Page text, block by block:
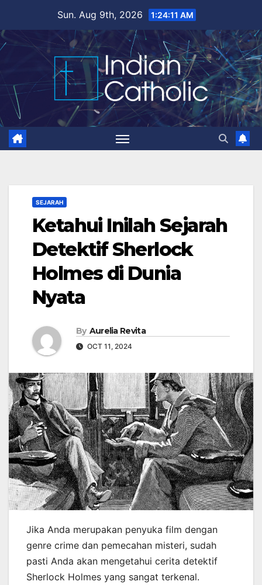
content
Sun. Aug 9th, 2026 1:24:12 AM
SEJARAH
Ketahui Inilah Sejarah
Detektif Sherlock
Holmes di Dunia
Nyata
By Aurelia Revita
OCT 11, 2024
Jika Anda merupakan penyuka film dengan
genre crime dan pemecahan misteri, sudah
pasti Anda akan mengetahui cerita detektif
Sherlock Holmes yang sangat terkenal.